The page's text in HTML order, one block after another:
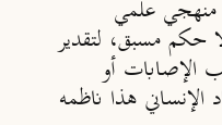
منهجي علمي
مسبق، لتقدير
الإصابات أو
هذا ناظمه